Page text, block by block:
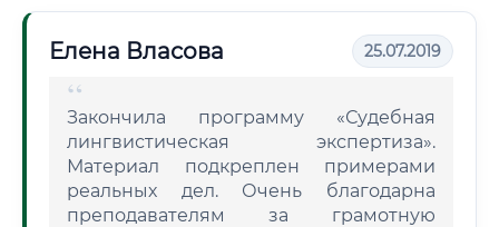
Елена Власова 25.07.2019
Закончила программу «Судебная
лингвистическая экспертиза».
Материал подкреплен примерами
реальных дел. Очень благодарна
преподавателям за грамотную